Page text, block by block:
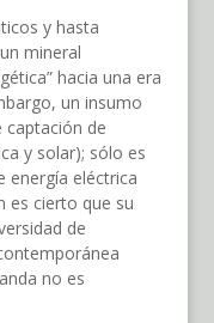
y hasta
mineral
hacia una era
un insumo
captación de
y solar); sólo es
energía eléctrica
es cierto que su
de
no es